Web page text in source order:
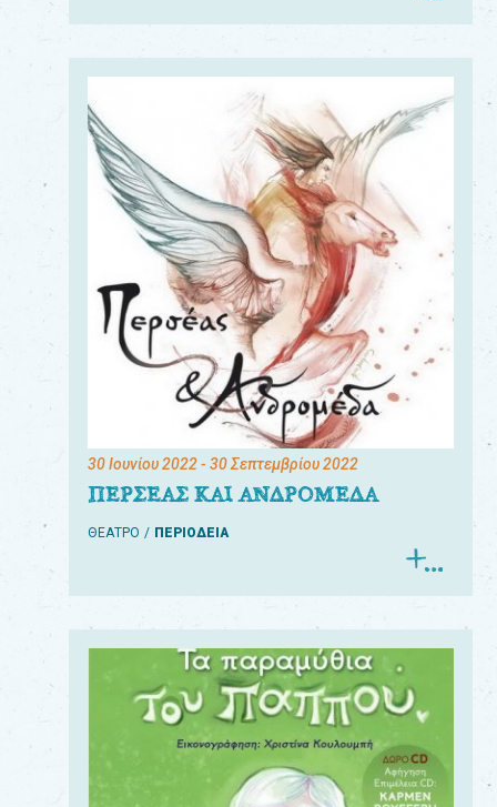
30 Ιουνίου 2022- 30 Σεπτεμβρίου 2022
ΠΕΡΣΕΑΣ ΚΑΙ ΑΝΔΡΟΜΕΔΑ
ΘΕΑΤΡΟ ΠΕΡΙΟΔΕΙΑ